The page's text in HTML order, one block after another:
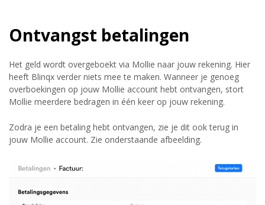
Ontvangst betalingen
Het geld wordt overgeboekt via Mollie naar jouw rekening. Hier
heeft Blinqx verder niets mee te maken. Wanneer je genoeg
overboekingen op jouw Mollie account hebt ontvangen, stort
Mollie meerdere bedragen in één keer op jouw rekening.
Zodra je een betaling hebt ontvangen, zie je dit ook terug in
jouw Mollie account. Zie onderstaande afbeelding.